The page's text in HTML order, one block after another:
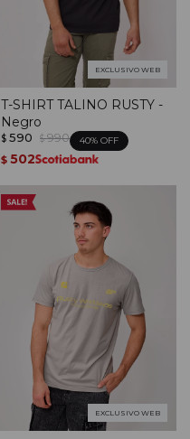
EXCLUSIVO WEB
T-SHIRT TALINO RUSTY -
Negro
$ 590 $ 990 40
$ 502
EXCLUSIVO WEB